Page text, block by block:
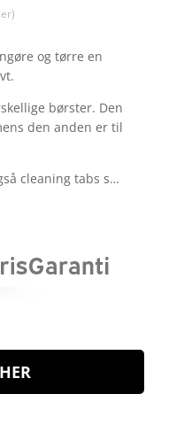
og tørre en
børster. Den
den anden er til
cleaning tabs s…